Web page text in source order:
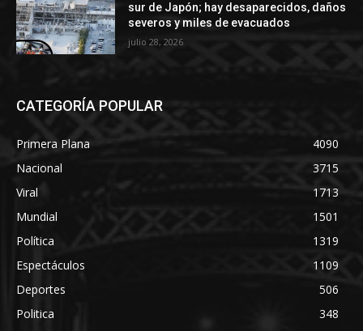
sur de Japón; hay desaparecidos, daños
severos y miles de evacuados
julio 28, 2026
CATEGORÍA POPULAR
Primera Plana
4090
Nacional
3715
Viral
1713
Mundial
1501
Política
1319
Espectáculos
1109
Deportes
506
Politica
348